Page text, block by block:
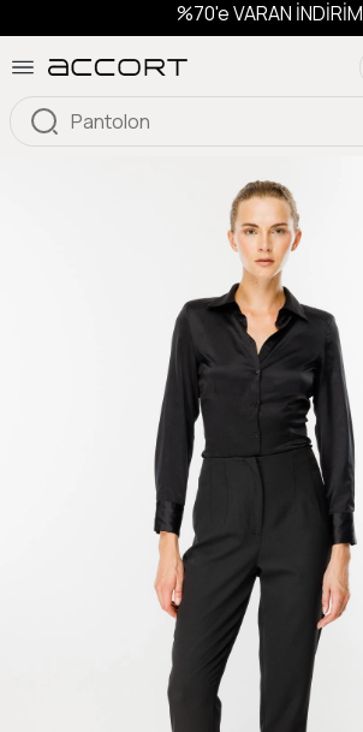
%70'e VARAN İNDİRİM